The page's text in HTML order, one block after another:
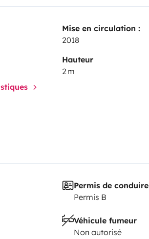
Mise en circulation :
2018
Hauteur
2 m
Permis de conduire
Permis B
Véhicule fumeur
Non autorisé